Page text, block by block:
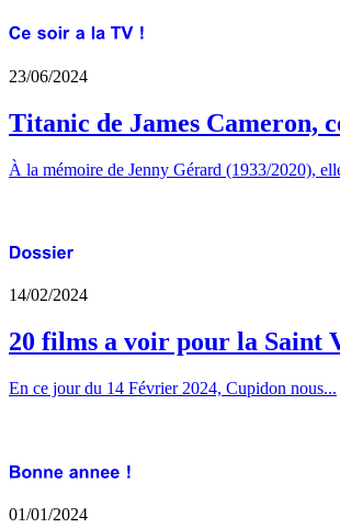
23/06/2024
Titanic de James Cameron,
À la mémoire de Jenny Gérard (1933/2020),
14/02/2024
20 films a voir pour la Saint
En ce jour du 14 Février 2024, Cupidon nous...
01/01/2024